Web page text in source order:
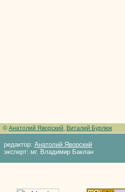
© Анатолий Яворский, Виталий Бурлюк
редактор: Анатолий Яворский
эксперт: мг. Владимир Баклан